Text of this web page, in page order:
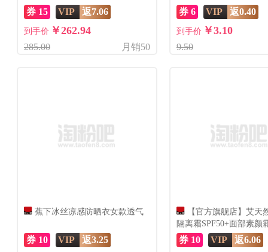
券 15 VIP 返7.06
到手价 ￥262.94
285.00 月销50
券 6 VIP 返0.40
到手价 ￥3.10
9.50
蕉下冰丝凉感防晒衣女款透气
券 10 VIP 返3.25
【官方旗舰店】艾天
隔离霜SPF50+面部素颜
量
券 10 VIP 返6.06